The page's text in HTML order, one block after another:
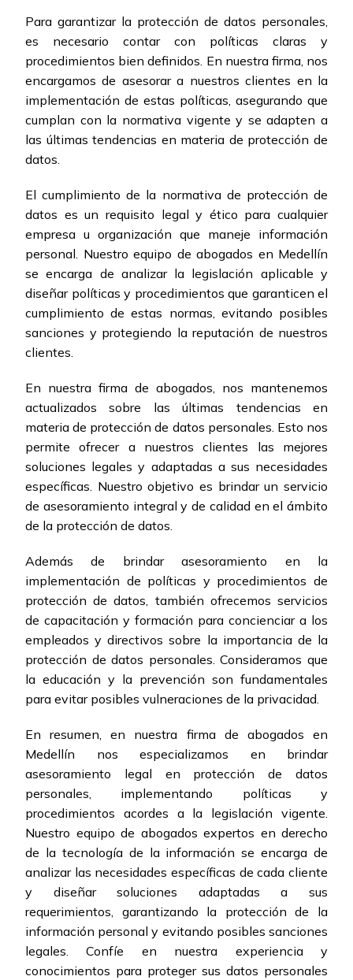
Para garantizar la protección de datos personales,
es necesario contar con políticas claras y
procedimientos bien definidos. En nuestra firma, nos
encargamos de asesorar a nuestros clientes en la
implementación de estas políticas, asegurando que
cumplan con la normativa vigente y se adapten a
las últimas tendencias en materia de protección de
datos.
El cumplimiento de la normativa de protección de
datos es un requisito legal y ético para cualquier
empresa u organización que maneje información
personal. Nuestro equipo de abogados en Medellín
se encarga de analizar la legislación aplicable y
diseñar políticas y procedimientos que garanticen el
cumplimiento de estas normas, evitando posibles
sanciones y protegiendo la reputación de nuestros
clientes.
En nuestra firma de abogados, nos mantenemos
actualizados sobre las últimas tendencias en
materia de protección de datos personales. Esto nos
permite ofrecer a nuestros clientes las mejores
soluciones legales y adaptadas a sus necesidades
específicas. Nuestro objetivo es brindar un servicio
de asesoramiento integral y de calidad en el ámbito
de la protección de datos.
Además de brindar asesoramiento en la
implementación de políticas y procedimientos de
protección de datos, también ofrecemos servicios
de capacitación y formación para concienciar a los
empleados y directivos sobre la importancia de la
protección de datos personales. Consideramos que
la educación y la prevención son fundamentales
para evitar posibles vulneraciones de la privacidad.
En resumen, en nuestra firma de abogados en
Medellín nos especializamos en brindar
asesoramiento legal en protección de datos
personales, implementando políticas y
procedimientos acordes a la legislación vigente.
Nuestro equipo de abogados expertos en derecho
de la tecnología de la información se encarga de
analizar las necesidades específicas de cada cliente
y diseñar soluciones adaptadas a sus
requerimientos, garantizando la protección de la
información personal y evitando posibles sanciones
legales. Confíe en nuestra experiencia y
conocimientos para proteger sus datos personales